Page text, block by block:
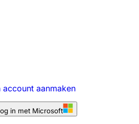
account aanmaken
in met Microsoft